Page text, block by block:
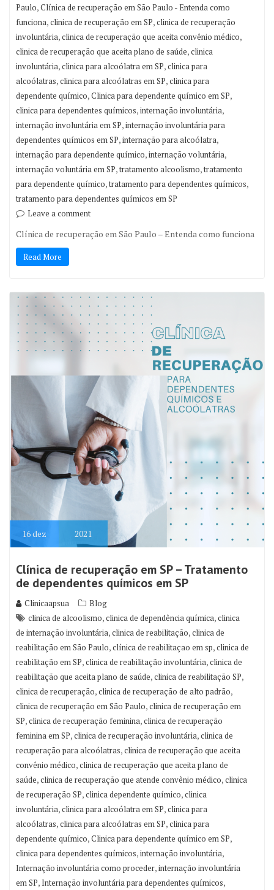
Paulo,Clínica de recuperação em São Paulo - Entenda como
funciona,clinica de recuperação em SP,clinica de recuperação
involuntária,clinica de recuperação que aceita convênio médico,
clinica de recuperação que aceita plano de saúde,clinica
involuntária,clinica para alcoólatra em SP,clinica para
alcoólatras,clinica para alcoólatras em SP,clinica para
dependente químico,Clinica para dependente químico em SP,
clinica para dependentes químicos,internação involuntária,
internação involuntária em SP,internação involuntária para
dependentes químicos em SP,internação para alcoólatra,
internação para dependente químico,internação voluntária,
internação voluntária em SP,tratamento alcoolismo,tratamento
para dependente químico,tratamento para dependentes químicos,
tratamento para dependentes químicos em SP
Leave a comment
Clínica de recuperação em São Paulo – Entenda como funciona
Read More
16dez 2021
Clínica de recuperação em SP – Tratamento
de dependentes químicos em SP
Clinicaapsua
Blog
clinica de alcoolismo,clinica de dependência química,clinica
de internação involuntária,clinica de reabilitação,clinica de
reabilitação em São Paulo,clínica de reabilitaçao em sp,clinica de
reabilitação em SP,clinica de reabilitação involuntária,clinica de
reabilitação que aceita plano de saúde,clinica de reabilitação SP,
clinica de recuperação,clinica de recuperação de alto padrão,
clinica de recuperação em São Paulo,clinica de recuperação em
SP,clinica de recuperação feminina,clinica de recuperação
feminina em SP,clinica de recuperação involuntária,clinica de
recuperação para alcoólatras,clinica de recuperação que aceita
convênio médico,clinica de recuperação que aceita plano de
saúde,clinica de recuperação que atende convênio médico,clinica
de recuperação SP,clinica dependente químico,clinica
involuntária,clinica para alcoólatra em SP,clinica para
alcoólatras,clinica para alcoólatras em SP,clinica para
dependente químico,Clinica para dependente químico em SP,
clinica para dependentes químicos,internação involuntária,
Internação involuntária como proceder,internação involuntária
em SP, Internação involuntária para dependentes químicos,